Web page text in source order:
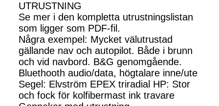
UTRUSTNING
Se mer i den kompletta utrustningslistan
som ligger som PDF-fil.
Några exempel: Mycket välutrustad
gällande nav och autopilot. Både i brunn
och vid navbord. B&G genomgående.
Bluethooth audio/data, högtalare inne/ute
Segel: Elvström EPEX triradial HP: Stor
och fock för kolfibermast ink travare